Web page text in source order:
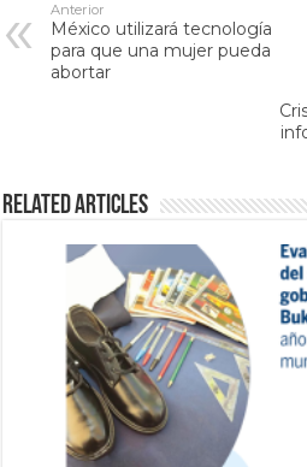
Anterior
México utilizará tecnología
para que una mujer pueda
abortar
Related Articles